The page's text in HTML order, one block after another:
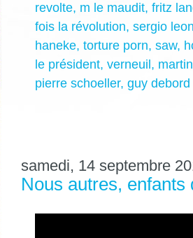
revolte, m le maudit, fritz
fois la révolution, sergio
haneke, torture porn, saw,
le président, verneuil ,
pierre schoeller, guy debord
samedi, 14 septembre
Nous autres, enfants